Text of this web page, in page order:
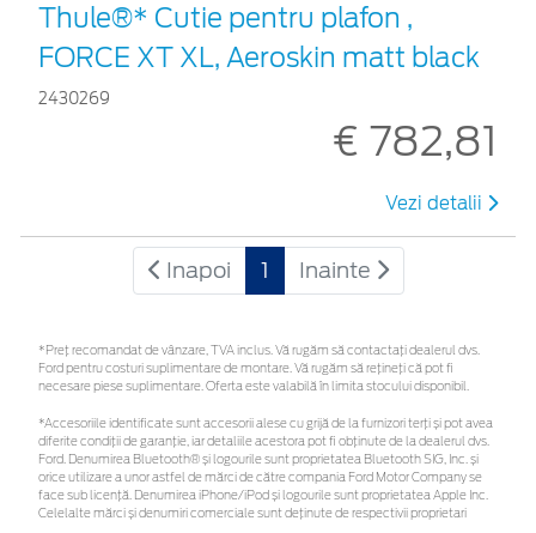
Thule®* Cutie pentru plafon ,
FORCE XT XL, Aeroskin matt black
2430269
€ 782,81
Vezi detalii
Inapoi 1 Inainte
*Preţ recomandat de vânzare, TVA inclus. Vă rugăm să contactaţi dealerul dvs.
Ford pentru costuri suplimentare de montare. Vă rugăm să rețineți că pot fi
necesare piese suplimentare. Oferta este valabilă în limita stocului disponibil.
*Accesoriile identificate sunt accesorii alese cu grijă de la furnizori terți și pot avea
diferite condiții de garanție, iar detaliile acestora pot fi obținute de la dealerul dvs.
Ford. Denumirea Bluetooth® și logourile sunt proprietatea Bluetooth SIG, Inc. și
orice utilizare a unor astfel de mărci de către compania Ford Motor Company se
face sub licență. Denumirea iPhone/iPod și logourile sunt proprietatea Apple Inc.
Celelalte mărci și denumiri comerciale sunt deținute de respectivii proprietari